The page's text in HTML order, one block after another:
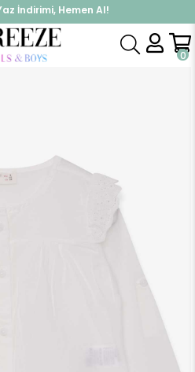
İndirimi, Hemen Al!
Kap, Hemen Üye Ol!
0
Gömlek